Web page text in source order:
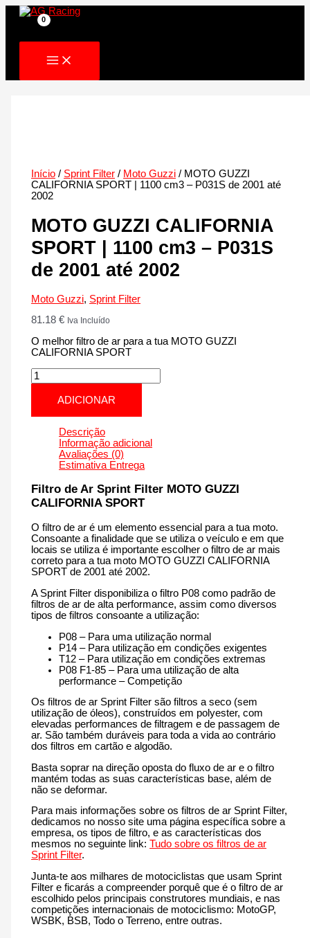
Skip
Início / Sprint Filter / Moto Guzzi / MOTO GUZZI
CALIFORNIA SPORT | 1100 cm3 – P031S de 2001 até
2002
MOTO GUZZI CALIFORNIA
SPORT | 1100 cm3 – P031S
de 2001 até 2002
Moto Guzzi, Sprint Filter
81.18€ Iva Incluído
O melhor filtro de ar para a tua MOTO GUZZI
CALIFORNIA SPORT
Quantidade
de
MOTO
GUZZI
CALIFORNIA
SPORT
P031S
de
2001
2002
ADICIONAR
Descrição
Informação adicional
Avaliações (0)
Estimativa Entrega
Filtro de Ar Sprint Filter MOTO GUZZI
CALIFORNIA SPORT
O filtro de ar é um elemento essencial para a tua moto.
Consoante a finalidade que se utiliza o veículo e em que
locais se utiliza é importante escolher o filtro de ar mais
correto para a tua moto MOTO GUZZI CALIFORNIA
SPORT de 2001 até 2002.
A Sprint Filter disponibiliza o filtro P08 como padrão de
filtros de ar de alta performance, assim como diversos
tipos de filtros consoante a utilização:
P08 – Para uma utilização normal
P14 – Para utilização em condições exigentes
T12 – Para utilização em condições extremas
P08 F1-85 – Para uma utilização de alta
performance – Competição
Os filtros de ar Sprint Filter são filtros a seco (sem
utilização de óleos), construídos em polyester, com
elevadas performances de filtragem e de passagem de
ar. São também duráveis para toda a vida ao contrário
dos filtros em cartão e algodão.
Basta soprar na direção oposta do fluxo de ar e o filtro
mantém todas as suas características base, além de
não se deformar.
Para mais informações sobre os filtros de ar Sprint Filter,
dedicamos no nosso site uma página específica sobre a
empresa, os tipos de filtro, e as características dos
mesmos no seguinte link:Tudo sobre os filtros de ar
Sprint Filter.
Junta-te aos milhares de motociclistas que usam Sprint
Filter e ficarás a compreender porquê que é o filtro de ar
escolhido pelos principais construtores mundiais, e nas
competições internacionais de motociclismo: MotoGP,
WSBK, BSB, Todo o Terreno, entre outras.